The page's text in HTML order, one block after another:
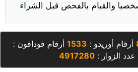
أرقام أوريدو : 1533 أرقام فودافون :
الزوار :4917280